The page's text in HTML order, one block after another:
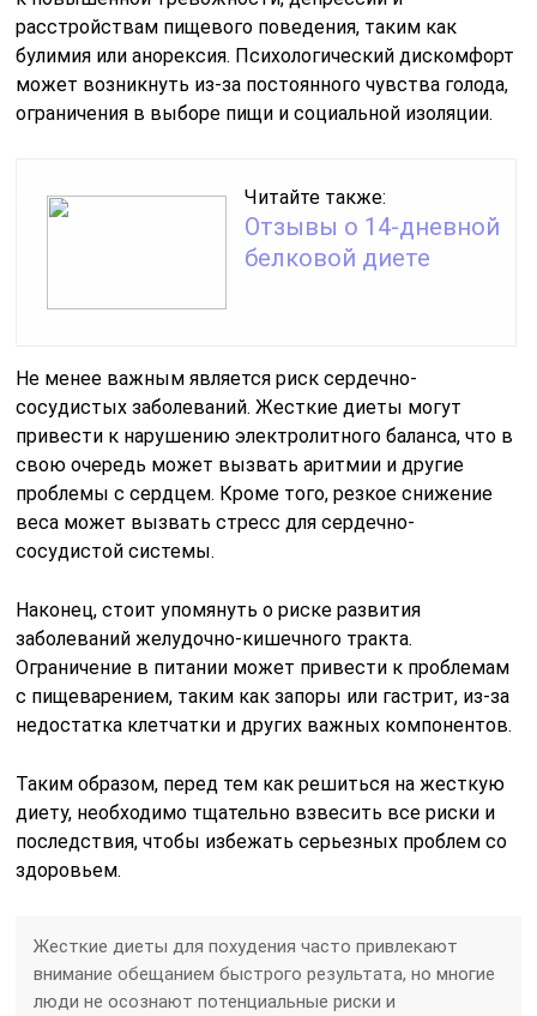
расстройствам пищевого поведения, таким как
булимия или анорексия. Психологический дискомфорт
может возникнуть из-за постоянного чувства голода,
ограничения в выборе пищи и социальной изоляции.
Читайте также:
Отзывы о 14-дневной
белковой диете
Не менее важным является риск сердечно-
сосудистых заболеваний. Жесткие диеты могут
привести к нарушению электролитного баланса, что в
свою очередь может вызвать аритмии и другие
проблемы с сердцем. Кроме того, резкое снижение
веса может вызвать стресс для сердечно-
сосудистой системы.
Наконец, стоит упомянуть о риске развития
заболеваний желудочно-кишечного тракта.
Ограничение в питании может привести к проблемам
с пищеварением, таким как запоры или гастрит, из-за
недостатка клетчатки и других важных компонентов.
Таким образом, перед тем как решиться на жесткую
диету, необходимо тщательно взвесить все риски и
последствия, чтобы избежать серьезных проблем со
здоровьем.
Жесткие диеты для похудения часто привлекают
внимание обещанием быстрого результата, но многие
люди не осознают потенциальные риски и